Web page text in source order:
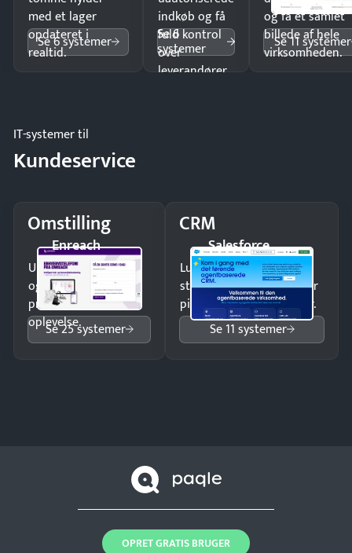
med et lager
opdateret i
realtid.
Se 6 systemer
indkøb og få
fuld kontrol
over
leverandører
Se 6
systemer
og få ét samlet
billede af hele
virksomheden.
Se 11 systemer
IT-systemer til
Kundeservice
Omstilling
Enreach
Undgå tabte opkald
og giv kunderne en
professionel
oplevelse.
Se 25 systemer
CRM
Salesforce
Luk flere salg med et
struktureret overblik over
pipeline og opfølgninger.
Se 11 systemer
OPRET GRATIS BRUGER